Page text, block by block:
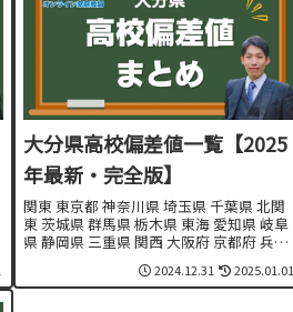
大分県高校偏差値一覧【2025
年最新・完全版】
関東 東京都 神奈川県 埼玉県 千葉県 北関
東 茨城県 群馬県 栃木県 東海 愛知県 岐阜
県 静岡県 三重県 関西 大阪府 京都府 兵庫
県 奈良県 滋賀県 和歌山県 東北・北海道
北海道 青森県 秋田県 岩手県 山形県 宮城
県 福島県 九州...
2024.12.31 2025.01.01